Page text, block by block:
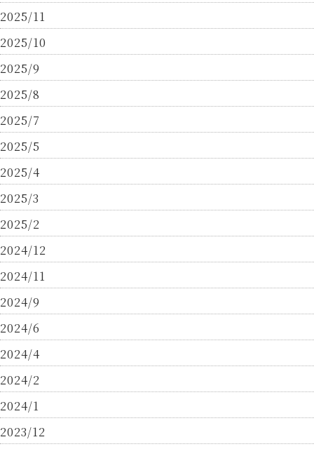
2025/11
2025/10
2025/9
2025/8
2025/7
2025/5
2025/4
2025/3
2025/2
2024/12
2024/11
2024/9
2024/6
2024/4
2024/2
2024/1
2023/12